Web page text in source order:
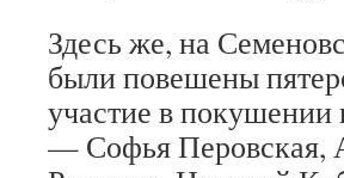
Здесь же, на
были повешены
участие в покушении
— Софья Перовская,